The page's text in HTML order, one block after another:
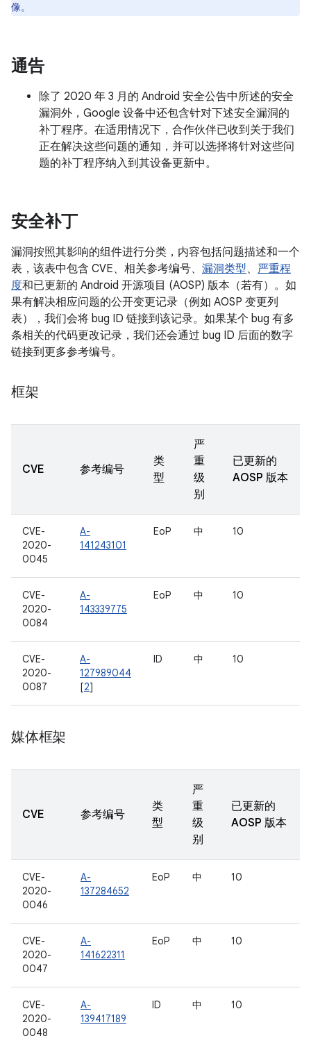
像。
通告
除了 2020 年 3 月的 Android 安全公告中所述的安全
漏洞外，Google 设备中还包含针对下述安全漏洞的
补丁程序。在适用情况下，合作伙伴已收到关于我们
正在解决这些问题的通知，并可以选择将针对这些问
题的补丁程序纳入到其设备更新中。
安全补丁
漏洞按照其影响的组件进行分类，内容包括问题描述和一个
表，该表中包含 CVE、相关参考编号、 漏洞类型、 严重程
度和已更新的 Android 开源项目 (AOSP) 版本（若有）。如
果有解决相应问题的公开变更记录（例如 AOSP 变更列
表），我们会将 bug ID 链接到该记录。如果某个 bug 有多
条相关的代码更改记录，我们还会通过 bug ID 后面的数字
链接到更多参考编号。
框架
CVE 参考编号
类
型
严
重
级
别
已更新的
AOSP 版本
CVE-
2020-
0045
A-
141243101
EoP 中 10
CVE-
2020-
0084
A-
143339775
EoP 中 10
CVE-
2020-
0087
A-
127989044
[2]
ID 中 10
媒体框架
CVE 参考编号
类
型
严
重
级
别
已更新的
AOSP 版本
CVE-
2020-
0046
A-
137284652
EoP 中 10
CVE-
2020-
0047
A-
141622311
EoP 中 10
CVE-
2020-
0048
A-
139417189
ID 中 10